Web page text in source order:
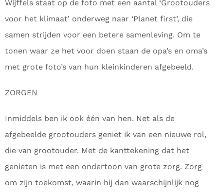
Wijffels staat op de foto met een aantal ‘Grootouders
voor het klimaat’ onderweg naar ‘Planet first’, die
samen strijden voor een betere samenleving. Om te
tonen waar ze het voor doen staan de opa’s en oma’s
met grote foto’s van hun kleinkinderen afgebeeld.
ZORGEN
Inmiddels ben ik ook één van hen. Net als de
afgebeelde grootouders geniet ik van een nieuwe rol,
die van grootouder. Met de kanttekening dat het
genieten is met een ondertoon van grote zorg. Zorg
om zijn toekomst, waarin hij dan waarschijnlijk nog